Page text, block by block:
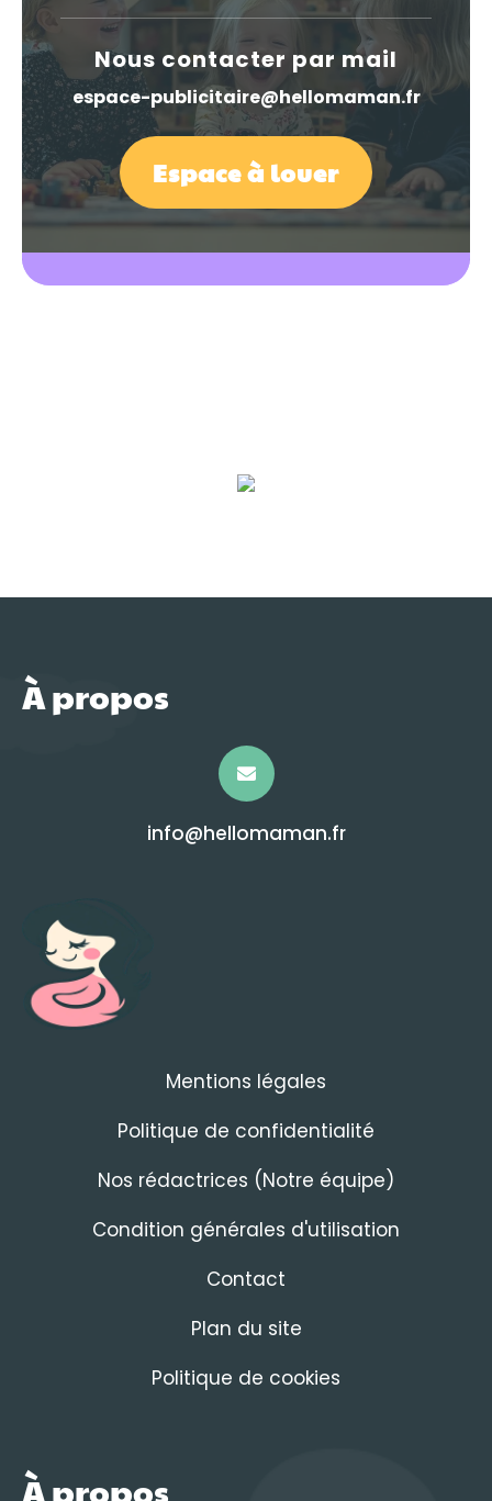
Nous contacter par mail
espace-publicitaire@hellomaman.fr
Espace à louer
À propos
info@hellomaman.fr
Mentions légales
Politique de confidentialité
Nos rédactrices (Notre équipe)
Condition générales d'utilisation
Contact
Plan du site
Politique de cookies
À propos